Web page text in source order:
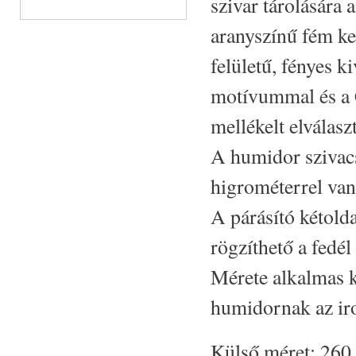
aranyszínű fém
felületű, fényes
motívummal és
mellékelt
A humidor
higrométerrel
A párásító
rögzíthető a
Mérete alkalmas
humidornak az